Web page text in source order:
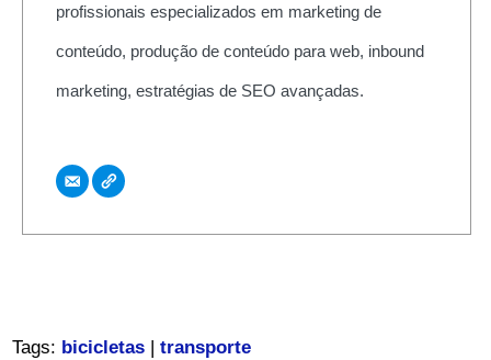
profissionais especializados em marketing de
conteúdo, produção de conteúdo para web, inbound
marketing, estratégias de SEO avançadas.
Tags: bicicletas| transporte